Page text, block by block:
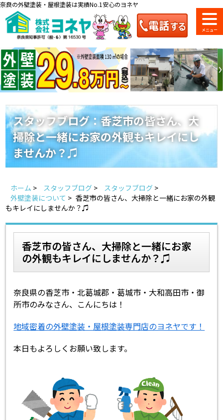
奈良の外壁塗装・屋根塗装は実績No.1安心のヨネヤ
料金一覧 会社案内 ショールーム
のご紹介
来店予約 お問い合わせ
お見積り お電話
ヨネヤの施工実績
Home お客様の声
スタッフ紹介 スタッフブログ
よくあるご質問 屋根リフォームについて
雨漏りについて 雨漏りの施工実績
ヨネヤがお客様から選ばれる10の
理由
リフォームローン
見積もりシミュレーション
スタッフブログ：香芝市の皆さん、大
掃除と一緒にお家の外観もキレイにし
ませんか？♫
ホーム > スタッフブログ > スタッフブログ >
外壁塗装について > 香芝市の皆さん、大掃除と一緒にお家の外観
もキレイにしませんか？♫
香芝市の皆さん、大掃除と一緒にお家
の外観もキレイにしませんか？♫
奈良県の香芝市・北葛城郡・葛城市・大和高田市・御
所市のみなさん、こんにちは！
地域密着の外壁塗装・屋根塗装専門店のヨネヤです！
本日もよろしくお願い致します。